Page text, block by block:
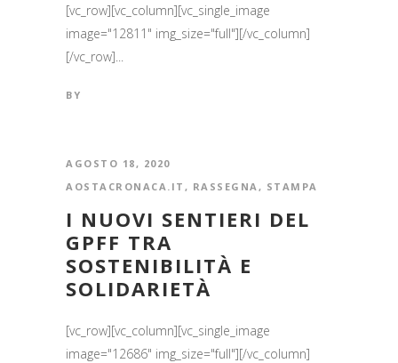
[vc_row][vc_column][vc_single_image
image="12811" img_size="full"][/vc_column]
[/vc_row]...
BY
AGOSTO 18, 2020
AOSTACRONACA.IT , RASSEGNA , STAMPA
I NUOVI SENTIERI DEL
GPFF TRA
SOSTENIBILITÀ E
SOLIDARIETÀ
[vc_row][vc_column][vc_single_image
image="12686" img_size="full"][/vc_column]